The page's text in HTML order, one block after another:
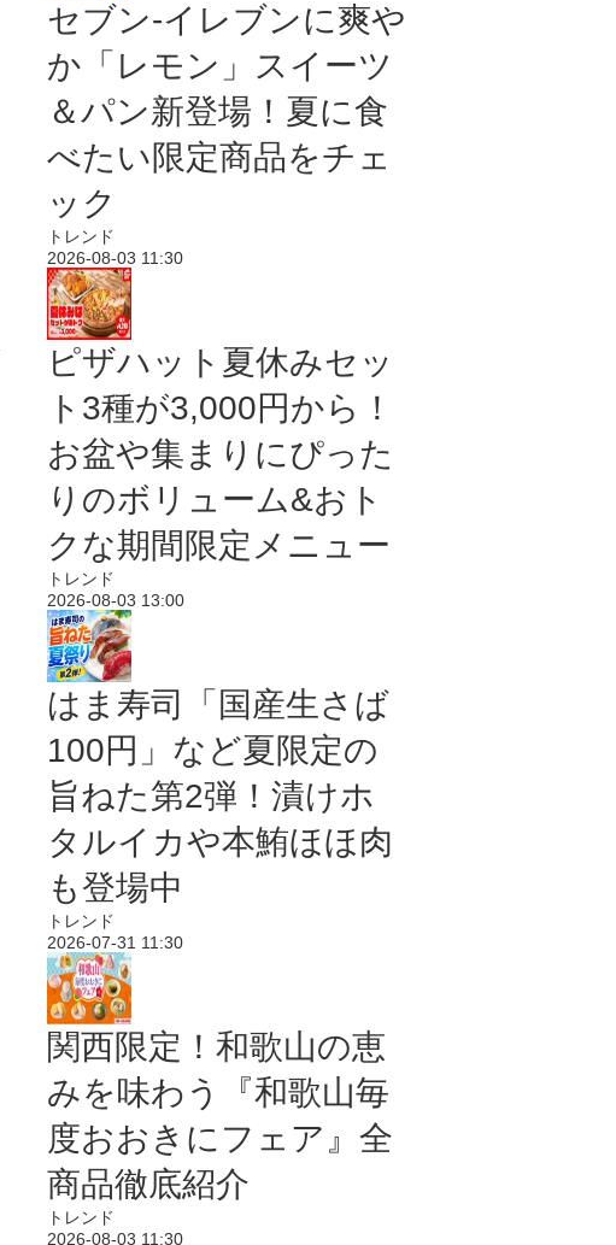
セブン‐イレブンに爽や
か「レモン」スイーツ
＆パン新登場！夏に食
べたい限定商品をチェ
ック
トレンド
2026-08-03 11:30
ピザハット夏休みセッ
ト3種が3,000円から！
お盆や集まりにぴった
りのボリューム&おト
クな期間限定メニュー
トレンド
2026-08-03 13:00
はま寿司「国産生さば
100円」など夏限定の
旨ねた第2弾！漬けホ
タルイカや本鮪ほほ肉
も登場中
トレンド
2026-07-31 11:30
関西限定！和歌山の恵
みを味わう『和歌山毎
度おおきにフェア』全
商品徹底紹介
トレンド
2026-08-03 11:30